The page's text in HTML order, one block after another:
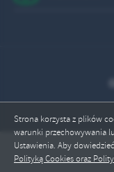
Strona korzysta z plików
warunki przechowywania
Ustawienia. Aby
Polityką Cookies oraz